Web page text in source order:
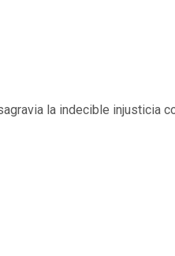
la indecible injusticia